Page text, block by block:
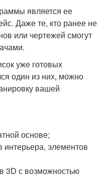
является ее
Даже те, кто ранее не
или чертежей смогут
уже готовых
один из них, можно
вашей
основе;
элементов
3D с возможностью